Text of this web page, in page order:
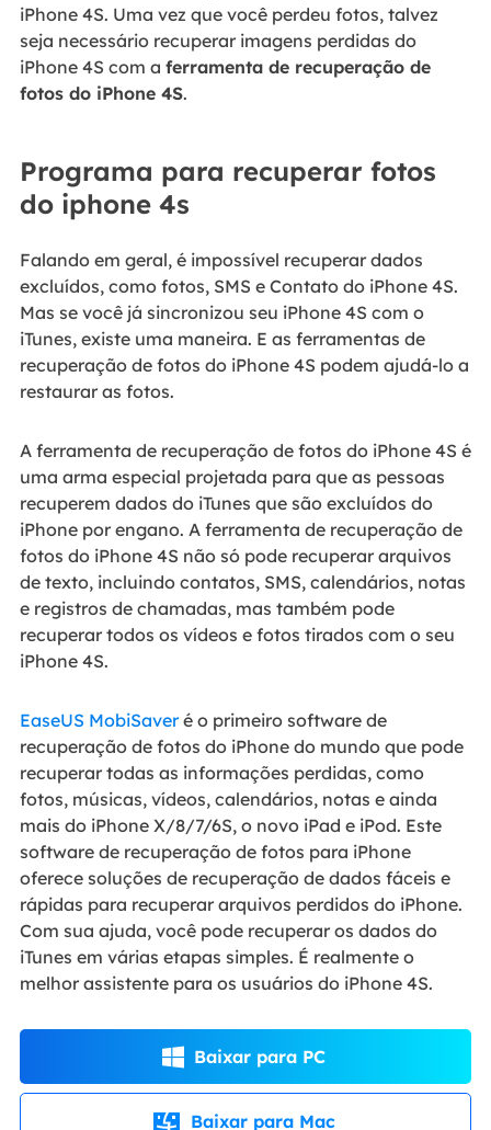
iPhone 4S. Uma vez que você perdeu fotos, talvez
seja necessário recuperar imagens perdidas do
iPhone 4S com a ferramenta de recuperação de
fotos do iPhone 4S.
Programa para recuperar fotos
do iphone 4s
Falando em geral, é impossível recuperar dados
excluídos, como fotos, SMS e Contato do iPhone 4S.
Mas se você já sincronizou seu iPhone 4S com o
iTunes, existe uma maneira. E as ferramentas de
recuperação de fotos do iPhone 4S podem ajudá-lo a
restaurar as fotos.
A ferramenta de recuperação de fotos do iPhone 4S é
uma arma especial projetada para que as pessoas
recuperem dados do iTunes que são excluídos do
iPhone por engano. A ferramenta de recuperação de
fotos do iPhone 4S não só pode recuperar arquivos
de texto, incluindo contatos, SMS, calendários, notas
e registros de chamadas, mas também pode
recuperar todos os vídeos e fotos tirados com o seu
iPhone 4S.
EaseUS MobiSaveré o primeiro software de
recuperação de fotos do iPhone do mundo que pode
recuperar todas as informações perdidas, como
fotos, músicas, vídeos, calendários, notas e ainda
mais do iPhone X/8/7/6S, o novo iPad e iPod. Este
software de recuperação de fotos para iPhone
oferece soluções de recuperação de dados fáceis e
rápidas para recuperar arquivos perdidos do iPhone.
Com sua ajuda, você pode recuperar os dados do
iTunes em várias etapas simples. É realmente o
melhor assistente para os usuários do iPhone 4S.
 Baixar para PC
 Baixar para Mac